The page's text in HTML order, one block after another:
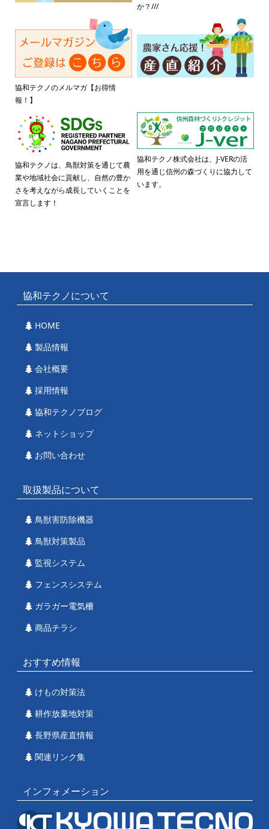
か？///
協和テクノのメルマガ【お得情
報！】
協和テクノは、鳥獣対策を通じて農
業や地域社会に貢献し、自然の豊か
さを考えながら成長していくことを
宣言します！
協和テクノ株式会社は、J-VERの活
用を通じ信州の森づくりに協力して
います。
協和テクノについて
HOME
製品情報
会社概要
採用情報
協和テクノブログ
ネットショップ
お問い合わせ
取扱製品について
鳥獣害防除機器
鳥獣対策製品
監視システム
フェンスシステム
ガラガー電気柵
商品チラシ
おすすめ情報
けもの対策法
耕作放棄地対策
長野県産直情報
関連リンク集
インフォメーション